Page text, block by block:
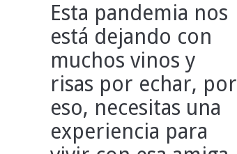
Esta pandemia nos
está dejando con
muchos vinos y
risas por echar, por
eso, necesitas una
experiencia para